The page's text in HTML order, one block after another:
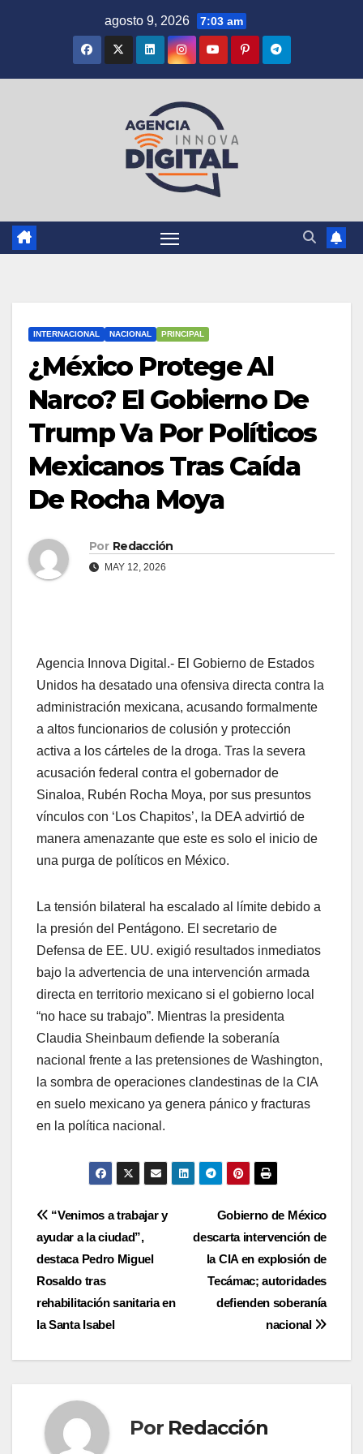
agosto 9, 2026 7:03 am
INTERNACIONAL NACIONAL PRINCIPAL
¿México Protege Al
Narco? El Gobierno De
Trump Va Por Políticos
Mexicanos Tras Caída
De Rocha Moya
Por Redacción
MAY 12, 2026
Agencia Innova Digital.- El Gobierno de Estados
Unidos ha desatado una ofensiva directa contra la
administración mexicana, acusando formalmente
a altos funcionarios de colusión y protección
activa a los cárteles de la droga. Tras la severa
acusación federal contra el gobernador de
Sinaloa, Rubén Rocha Moya, por sus presuntos
vínculos con ‘Los Chapitos’, la DEA advirtió de
manera amenazante que este es solo el inicio de
una purga de políticos en México.
La tensión bilateral ha escalado al límite debido a
la presión del Pentágono. El secretario de
Defensa de EE. UU. exigió resultados inmediatos
bajo la advertencia de una intervención armada
directa en territorio mexicano si el gobierno local
“no hace su trabajo”. Mientras la presidenta
Claudia Sheinbaum defiende la soberanía
nacional frente a las pretensiones de Washington,
la sombra de operaciones clandestinas de la CIA
en suelo mexicano ya genera pánico y fracturas
en la política nacional.
Navegación
de
entradas
Gobierno de México
descarta intervención de
la CIA en explosión de
Tecámac; autoridades
defienden soberanía
nacional
“Venimos a trabajar y
ayudar a la ciudad”,
destaca Pedro Miguel
Rosaldo tras
rehabilitación sanitaria en
la Santa Isabel
Por Redacción